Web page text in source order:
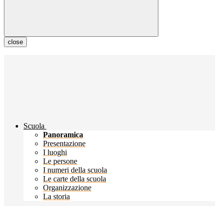
close
Scuola
Panoramica
Presentazione
I luoghi
Le persone
I numeri della scuola
Le carte della scuola
Organizzazione
La storia